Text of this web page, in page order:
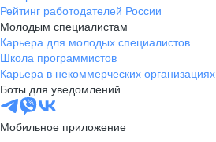
Рейтинг работодателей России
Молодым специалистам
Карьера для молодых специалистов
Школа программистов
Карьера в некоммерческих организациях
Боты для уведомлений
Мобильное приложение